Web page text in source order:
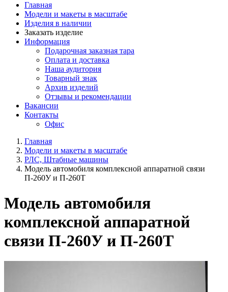
Главная
Модели и макеты в масштабе
Изделия в наличии
Заказать изделие
Информация
Подарочная заказная тара
Оплата и доставка
Наша аудитория
Товарный знак
Архив изделий
Отзывы и рекомендации
Вакансии
Контакты
Офис
Главная
Модели и макеты в масштабе
РЛС, Штабные машины
Модель автомобиля комплексной аппаратной связи
П-260У и П-260Т
Модель автомобиля
комплексной аппаратной
связи П-260У и П-260Т